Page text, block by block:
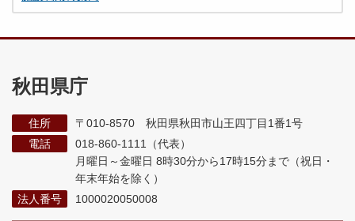
秋田県庁
住所
〒010-8570 秋田県秋田市山王四丁目1番1号
電話
018-860-1111（代表）
月曜日～金曜日 8時30分から17時15分まで （祝日・
年末年始を除く）
法人番号
1000020050008